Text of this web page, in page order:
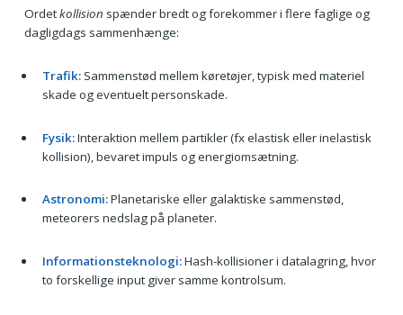
Ordetkollision spænder bredt og forekommer i flere faglige og
dagligdags sammenhænge:
Trafik:Sammenstød mellem køretøjer, typisk med materiel
skade og eventuelt personskade.
Fysik:Interaktion mellem partikler (fx elastisk eller inelastisk
kollision), bevaret impuls og energiomsætning.
Astronomi:Planetariske eller galaktiske sammenstød,
meteorers nedslag på planeter.
Informationsteknologi:Hash-kollisioner i datalagring, hvor
to forskellige input giver samme kontrolsum.